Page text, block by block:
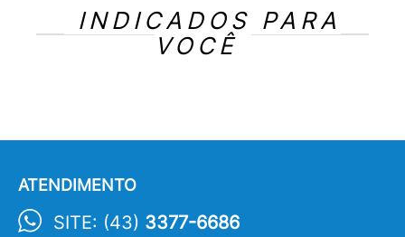
INDICADOS PARA
VOCÊ
ATENDIMENTO
SITE: (43) 3377-6686